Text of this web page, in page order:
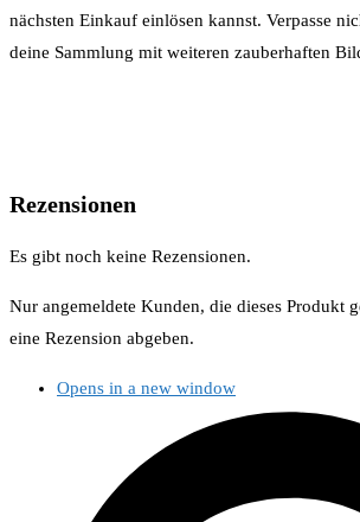
nächsten Einkauf einlösen kannst. Verpasse
deine Sammlung mit weiteren zauberhaften
Rezensionen
Es gibt noch keine Rezensionen.
Nur angemeldete Kunden, die dieses Produkt
eine Rezension abgeben.
Opens in a new window